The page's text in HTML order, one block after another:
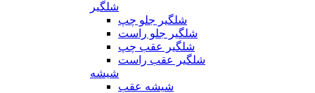
شلگیر
شلگیر جلو چپ
شلگیر جلو راست
شلگیر عقب چپ
شلگیر عقب راست
شیشه
شیشه عقب